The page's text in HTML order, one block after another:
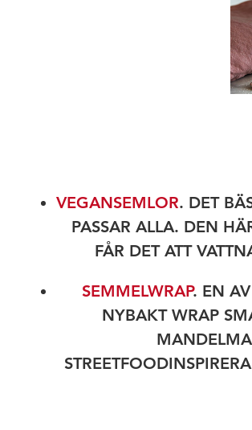
VEGANSEMLOR. DET
PASSAR ALLA. DEN
FÅR DET ATT
SEMMELWRAP. EN
NYBAKT WRAP